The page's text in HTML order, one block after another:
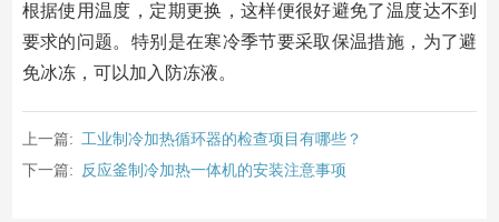
根据使用温度，定期更换，这样便很好避免了温度达不到
要求的问题。特别是在寒冷季节要采取保温措施，为了避
免冰冻，可以加入防冻液。
上一篇: 工业制冷加热循环器的检查项目有哪些？
下一篇:
反应釜制冷加热一体机的安装注意事项